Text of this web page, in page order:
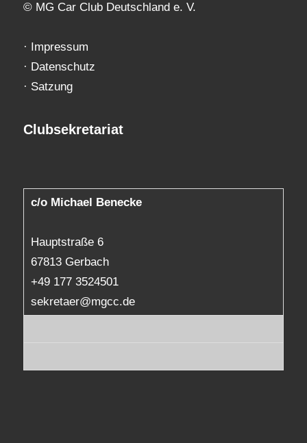
© MG Car Club Deutschland e. V.
·
Impressum
· Datenschutz
· Satzung
Clubsekretariat
c/o Michael Benecke
Hauptstraße 6
67813 Gerbach
+49 177 3524501
sekretaer@mgcc.de